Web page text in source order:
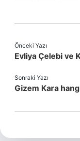
Önceki Yazı
Evliya Çelebi ve
Sonraki Yazı
Gizem Kara